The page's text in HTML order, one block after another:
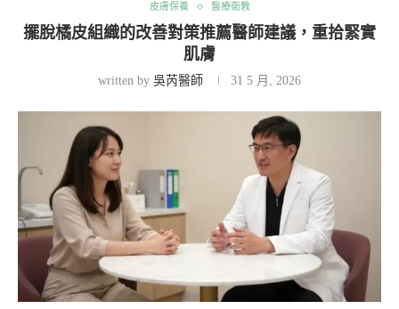
皮膚保養 醫療衛教
擺脫橘皮組織的改善對策推薦醫師建議，重拾緊實
肌膚
written by 吳芮醫師 31 5 月, 2026